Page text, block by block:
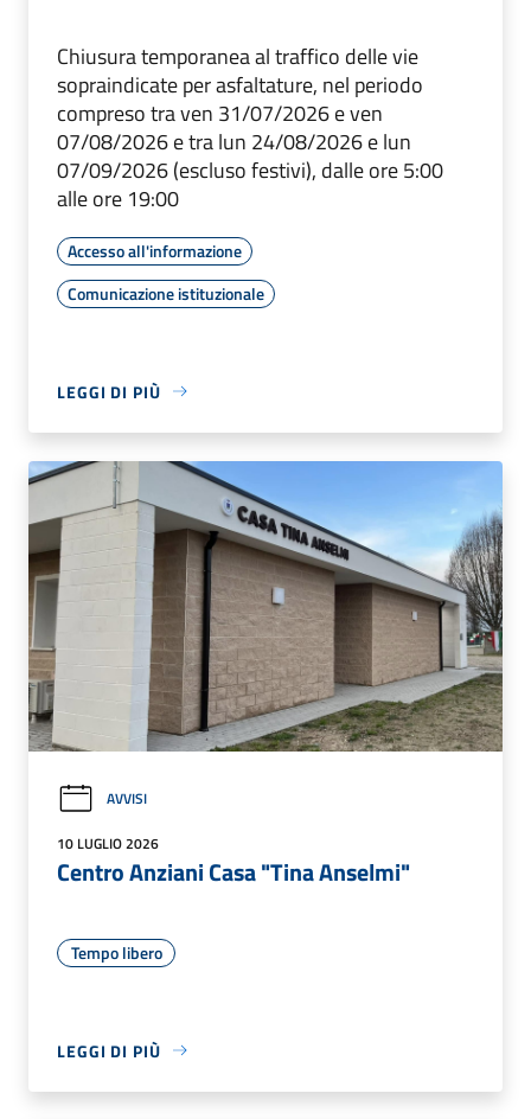
Chiusura temporanea al traffico delle vie
sopraindicate per asfaltature, nel periodo
compreso tra ven 31/07/2026 e ven
07/08/2026 e tra lun 24/08/2026 e lun
07/09/2026 (escluso festivi), dalle ore 5:00
alle ore 19:00
Accesso all'informazione
Comunicazione istituzionale
LEGGI DI PIÙ
AVVISI
10 LUGLIO 2026
Centro Anziani Casa "Tina Anselmi"
Tempo libero
LEGGI DI PIÙ